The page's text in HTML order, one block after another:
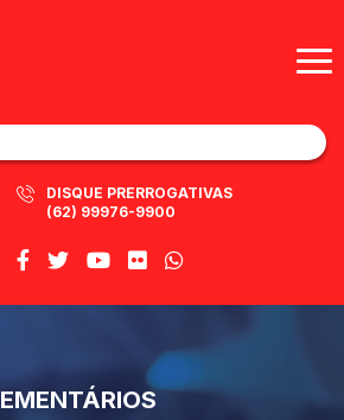
DISQUE PRERROGATIVAS
(62) 99976-9900
EMENTÁRIOS